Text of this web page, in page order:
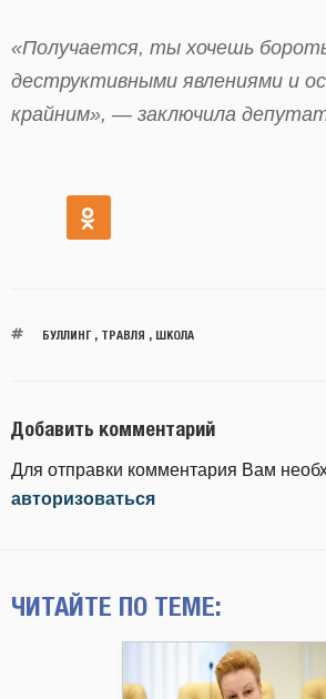
«Получается, ты хочешь
деструктивными явлениями и
крайним», — заключила
БУЛЛИНГ, ТРАВЛЯ , ШКОЛА
Добавить комментарий
Для отправки комментария Вам
авторизоваться
ЧИТАЙТЕ ПО ТЕМЕ: